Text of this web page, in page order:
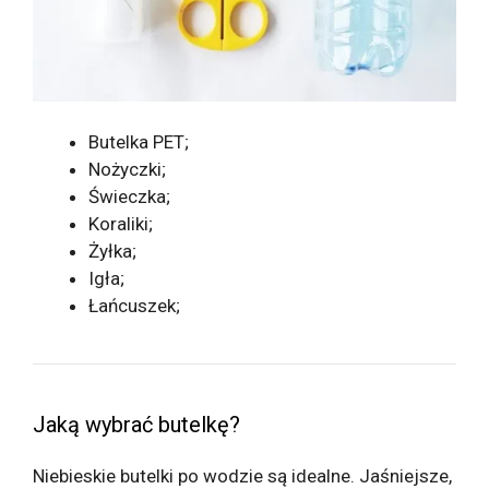
Butelka PET;
Nożyczki;
Świeczka;
Koraliki;
Żyłka;
Igła;
Łańcuszek;
Jaką wybrać butelkę?
Niebieskie butelki po wodzie są idealne. Jaśniejsze,